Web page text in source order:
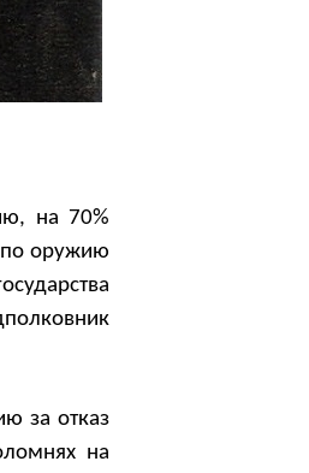
на 70%
по оружию
за отказ
на